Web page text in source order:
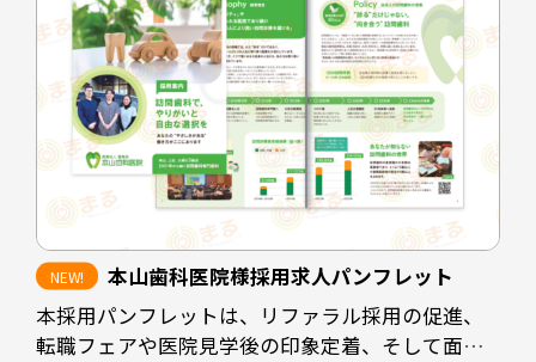
時間の選定をスムーズにし、ホームページや
instagramなど情報発信の場も見ていただけるよう
な配置にしています。
担当デザイナー 清長 ＞＞
本山歯科医院様採用求人パンフレット
本採用パンフレットは、リファラル採用の促進、
転職フェアや医院見学後の印象定着、そして面接